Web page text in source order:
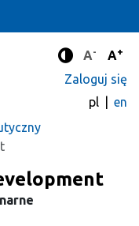
Tryb
A- A+
Zaloguj się
pl
en